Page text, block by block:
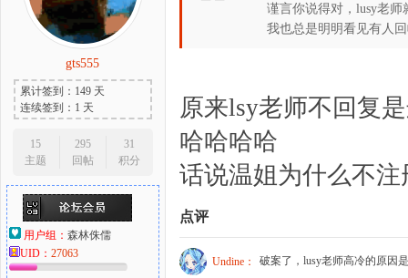
gts555
累计签到：149 天
连续签到：1 天
15
主题
295
回帖
31
积分
用户组： 森林侏儒
UID： 27063
谨言你说得对，lusy老
我也总是明明看见有人
原来lsy老师不回复
哈哈哈哈
话说温姐为什么不
点评
Undine：
破案了，lusy老师高冷的原因